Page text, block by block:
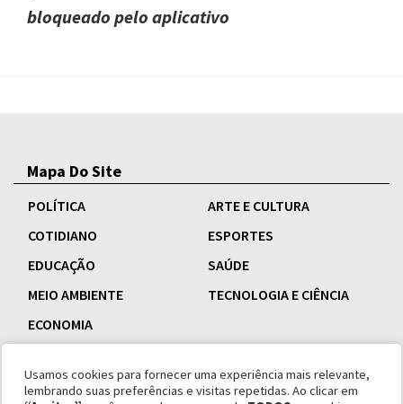
bloqueado pelo aplicativo
Mapa Do Site
POLÍTICA
ARTE E CULTURA
COTIDIANO
ESPORTES
EDUCAÇÃO
SAÚDE
MEIO AMBIENTE
TECNOLOGIA E CIÊNCIA
ECONOMIA
Usamos cookies para fornecer uma experiência mais relevante,
lembrando suas preferências e visitas repetidas. Ao clicar em